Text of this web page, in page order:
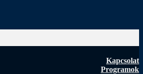
Kapcsolat
Programok